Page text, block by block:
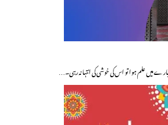
میں علم ہوا تو اس کی خوشی کی انتہا نہ رہی۔…